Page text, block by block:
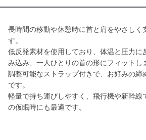
長時間の移動や休憩時に首と肩をやさしく
す。
低反発素材を使用しており、体温と圧力に
み込み、一人ひとりの首の形にフィットし
調整可能なストラップ付きで、お好みの締
です。
軽量で持ち運びしやすく、飛行機や新幹線
の仮眠時にも最適です。